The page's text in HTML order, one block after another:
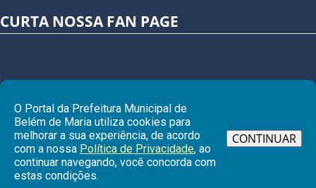
CURTA NOSSA FAN PAGE
© Copyright 2026 Prefeitura Municipal de BELÉM DE MARIA | Todos os
O Portal da Prefeitura Municipal de
Belém de Maria utiliza cookies para
melhorar a sua experiência, de acordo
com a nossa Política de Privacidade, ao
continuar navegando, você concorda com
estas condições.
CONTINUAR